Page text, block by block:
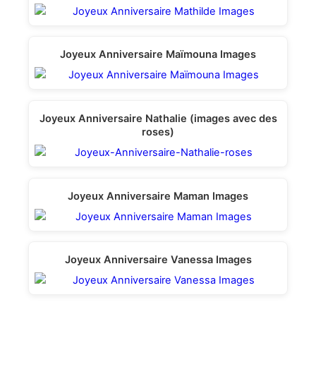
Joyeux Anniversaire Maïmouna Images
Joyeux Anniversaire Nathalie (images avec des
roses)
Joyeux Anniversaire Maman Images
Joyeux Anniversaire Vanessa Images